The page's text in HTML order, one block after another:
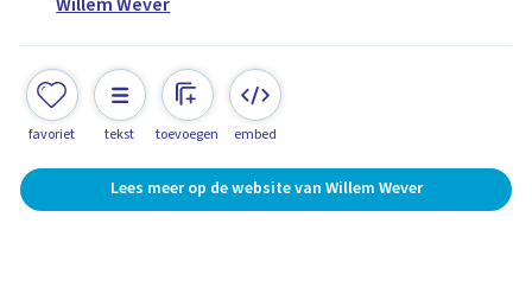
favoriet tekst toevoegen embed
Lees meer op de website van Willem Wever